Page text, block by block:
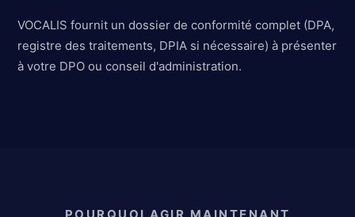
VOCALIS fournit un dossier de conformité complet (DPA,
registre des traitements, DPIA si nécessaire) à présenter
à votre DPO ou conseil d'administration.
POURQUOI AGIR MAINTENANT